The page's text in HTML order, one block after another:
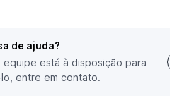
de ajuda?
equipe está à disposição para
entre em contato.